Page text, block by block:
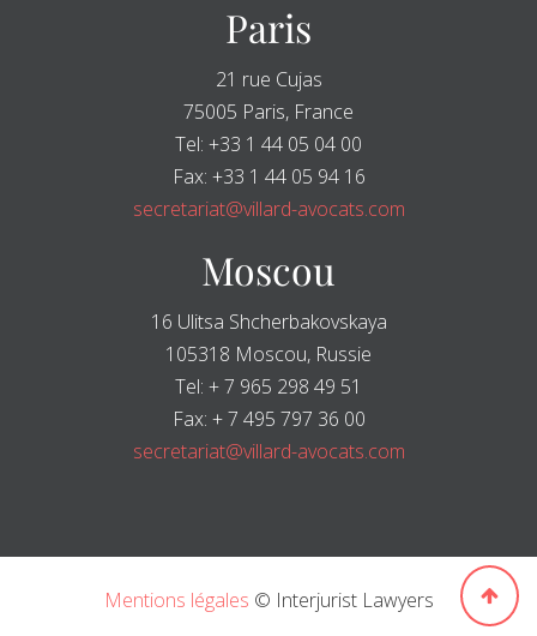
Paris
21 rue Cujas
75005 Paris, France
Tel: +33 1 44 05 04 00
Fax: +33 1 44 05 94 16
secretariat@villard-avocats.com
Moscou
16 Ulitsa Shcherbakovskaya
105318 Moscou, Russie
Tel: + 7 965 298 49 51
Fax: + 7 495 797 36 00
secretariat@villard-avocats.com
Mentions légales © Interjurist Lawyers